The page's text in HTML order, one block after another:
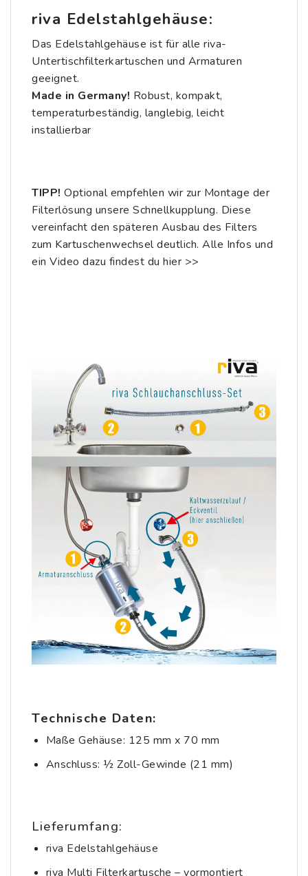
riva Edelstahlgehäuse:
Das Edelstahlgehäuse ist für alle riva-
Untertischfilterkartuschen und Armaturen
geeignet.
Made in Germany! Robust, kompakt,
temperaturbeständig, langlebig, leicht
installierbar
TIPP! Optional empfehlen wir zur Montage der
Filterlösung unsere Schnellkupplung. Diese
vereinfacht den späteren Ausbau des Filters
zum Kartuschenwechsel deutlich. Alle Infos und
ein Video dazu findest du hier >>
Technische Daten:
Maße Gehäuse: 125 mm x 70 mm
Anschluss: ½ Zoll-Gewinde (21 mm)
Lieferumfang:
riva Edelstahlgehäuse
riva Multi Filterkartusche – vormontiert